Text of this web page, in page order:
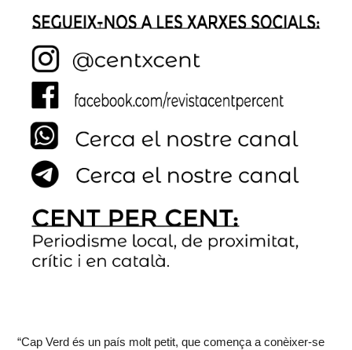
“Cap Verd és un país molt petit, que comença a conèixer-se